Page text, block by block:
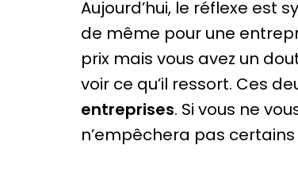
Aujourd’hui, le réflexe est
de même pour une
prix mais vous avez un
voir ce qu’il ressort. Ces
entreprises. Si vous ne
n’empêchera pas